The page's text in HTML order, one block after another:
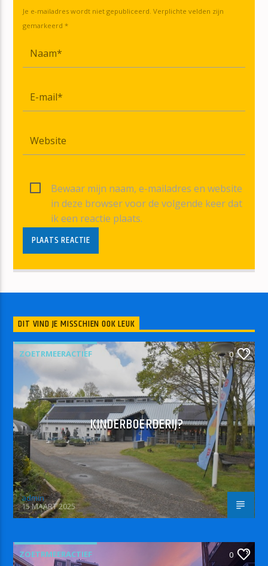
Je e-mailadres wordt niet gepubliceerd. Verplichte velden zijn
gemarkeerd *
Bewaar mijn naam, e-mailadres en website
in deze browser voor de volgende keer dat
ik een reactie plaats.
DIT VIND JE MISSCHIEN OOK LEUK
ZOETRMEERACTIEF 0
KINDERBOERDERIJ?
admin
15 MAART 2025
ZOETRMEERACTIEF 0